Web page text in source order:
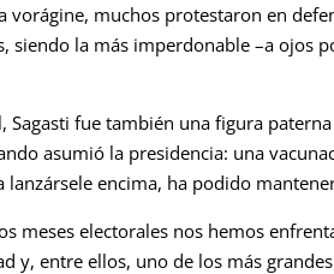
vorágine, muchos protestaron en
siendo la más imperdonable –a ojos
fue también una figura paterna
asumió la presidencia: una
lanzársele encima, ha podido
electorales nos hemos
y, entre ellos, uno de los más